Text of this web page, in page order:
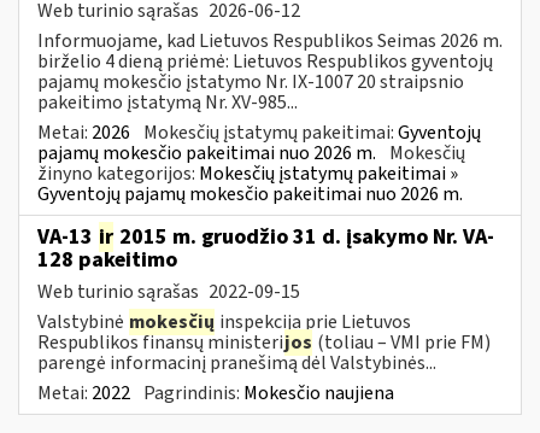
Web turinio sąrašas 2026-06-12
Informuojame, kad Lietuvos Respublikos Seimas 2026 m.
birželio 4 dieną priėmė: Lietuvos Respublikos gyventojų
pajamų mokesčio įstatymo Nr. IX-1007 20 straipsnio
pakeitimo įstatymą Nr. XV-985...
Metai: 2026 Mokesčių įstatymų pakeitimai:Gyventojų
pajamų mokesčio pakeitimai nuo 2026 m. Mokesčių
žinyno kategorijos: Mokesčių įstatymų pakeitimai »
Gyventojų pajamų mokesčio pakeitimai nuo 2026 m.
VA-13 ir 2015 m. gruodžio 31 d. įsakymo Nr. VA-
128 pakeitimo
Web turinio sąrašas 2022-09-15
Valstybinė mokesčių inspekcija prie Lietuvos
Respublikos finansų ministerijos (toliau – VMI prie FM)
parengė informacinį pranešimą dėl Valstybinės...
Metai: 2022 Pagrindinis: Mokesčio naujiena